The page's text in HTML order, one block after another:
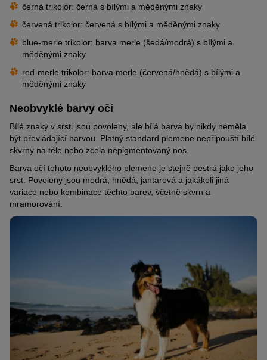
černá trikolor: černá s bílými a měděnými znaky
červená trikolor: červená s bílými a měděnými znaky
blue-merle trikolor: barva merle (šedá/modrá) s bílými a
měděnými znaky
red-merle trikolor: barva merle (červená/hnědá) s bílými a
měděnými znaky
Neobvyklé barvy očí
Bílé znaky v srsti jsou povoleny, ale bílá barva by nikdy neměla
být převládající barvou. Platný standard plemene nepřipouští bílé
skvrny na těle nebo zcela nepigmentovaný nos.
Barva očí tohoto neobvyklého plemene je stejně pestrá jako jeho
srst. Povoleny jsou modrá, hnědá, jantarová a jakákoli jiná
variace nebo kombinace těchto barev, včetně skvrn a
mramorování.